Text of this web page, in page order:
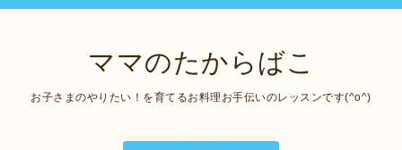
ママのたからばこ
お子さまのやりたい！を育てるお料理お手伝いのレッスンです(^o^)